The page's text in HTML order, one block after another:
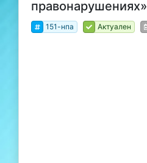
правонарушениях»
151-нпа Актуален